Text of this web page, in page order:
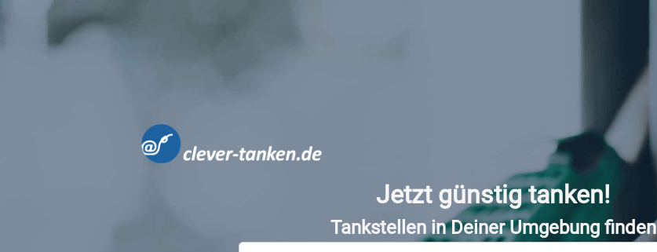
Jetzt günstig tanken!
Tankstellen in Deiner Umgebung finden